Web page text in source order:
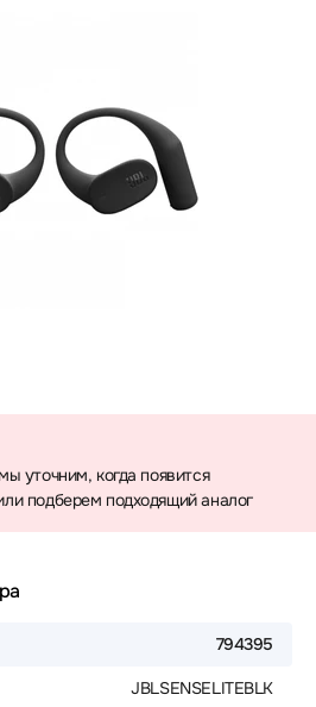
уточним, когда появится
подберем подходящий аналог
794395
JBLSENSELITEBLK